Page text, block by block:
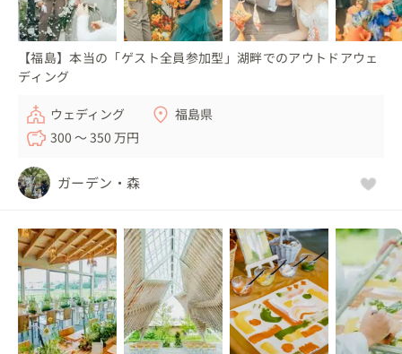
【福島】本当の「ゲスト全員参加型」湖畔でのアウトドアウェ
ディング
ウェディング
福島県
300 〜 350 万円
ガーデン・森